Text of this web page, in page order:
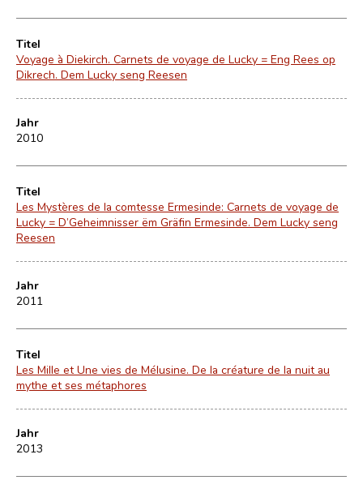
Titel
Voyage à Diekirch. Carnets de voyage de Lucky = Eng Rees op
Dikrech. Dem Lucky seng Reesen
Jahr
2010
Titel
Les Mystères de la comtesse Ermesinde: Carnets de voyage de
Lucky = D’Geheimnisser ëm Gräfin Ermesinde. Dem Lucky seng
Reesen
Jahr
2011
Titel
Les Mille et Une vies de Mélusine. De la créature de la nuit au
mythe et ses métaphores
Jahr
2013